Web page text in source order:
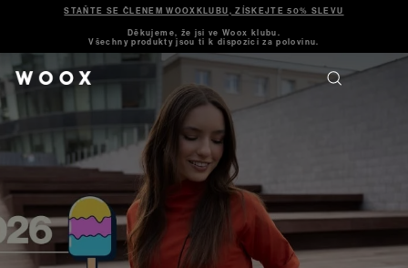
STAŇTE SE ČLENEM WOOXKLUBU, ZÍSKEJTE 50% SLEVU
Děkujeme, že jsi ve Woox klubu.
Všechny produkty jsou ti k dispozici za polovinu.
Jít
ven,
dívat
se,
naslouchat,
vnímat.